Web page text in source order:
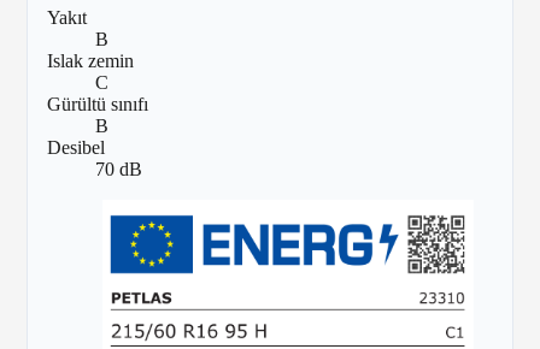
Yakıt
B
Islak zemin
C
Gürültü sınıfı
B
Desibel
70 dB